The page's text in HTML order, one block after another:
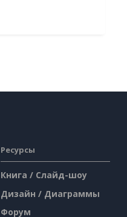
Ресурсы
Книга / Слайд-шоу
Дизайн / Диаграммы
Форум